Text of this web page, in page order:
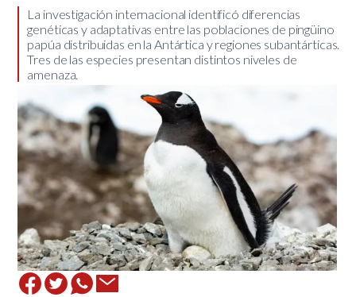
La investigación internacional identificó diferencias
genéticas y adaptativas entre las poblaciones de pingüino
papúa distribuidas en la Antártica y regiones subantárticas.
Tres de las especies presentan distintos niveles de
amenaza.